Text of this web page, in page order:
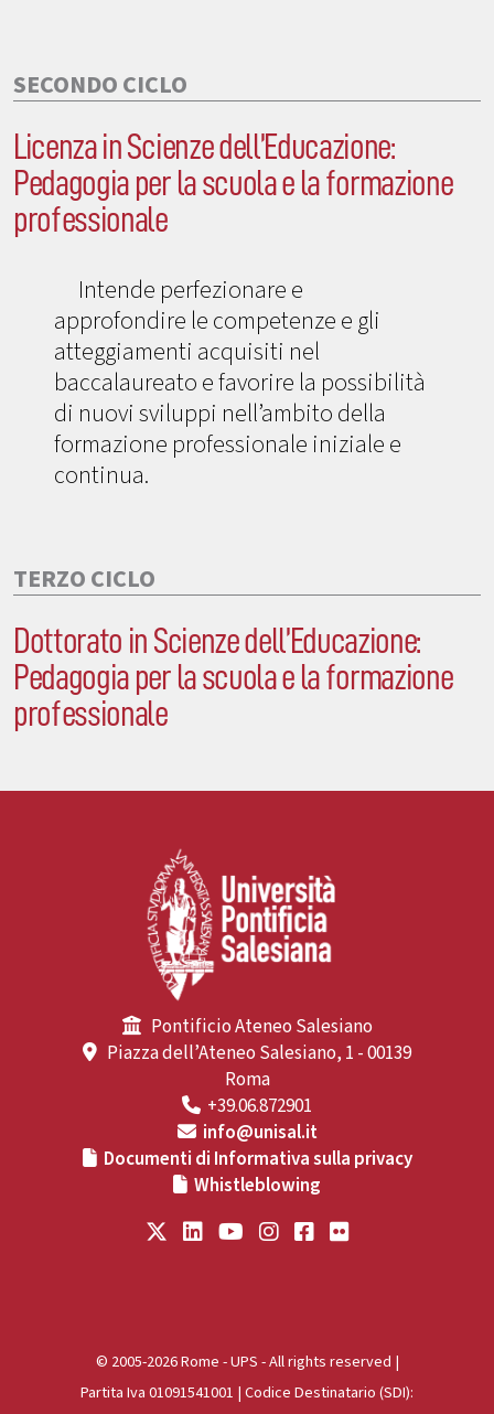
SECONDO CICLO
Licenza in Scienze dell’Educazione:
Pedagogia per la scuola e la formazione
professionale
Intende perfezionare e
approfondire le competenze e gli
atteggiamenti acquisiti nel
baccalaureato e favorire la possibilità
di nuovi sviluppi nell’ambito della
formazione professionale iniziale e
continua.
TERZO CICLO
Dottorato in Scienze dell’Educazione:
Pedagogia per la scuola e la formazione
professionale
Pontificio Ateneo Salesiano
Piazza dell’Ateneo Salesiano, 1 - 00139
Roma
+39.06.872901
info@unisal.it
Documenti di Informativa sulla privacy
Whistleblowing
© 2005-2026 Rome - UPS - All rights reserved |
Partita Iva 01091541001 | Codice Destinatario (SDI):